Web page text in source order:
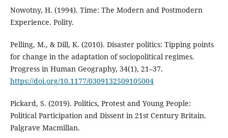
Nowotny, H. (1994). Time: The Modern and Postmodern
Experience. Polity.
Pelling, M., & Dill, K. (2010). Disaster politics: Tipping points
for change in the adaptation of sociopolitical regimes.
Progress in Human Geography, 34(1), 21–37.
https://doi.org/10.1177/0309132509105004
Pickard, S. (2019). Politics, Protest and Young People:
Political Participation and Dissent in 21st Century Britain.
Palgrave Macmillan.